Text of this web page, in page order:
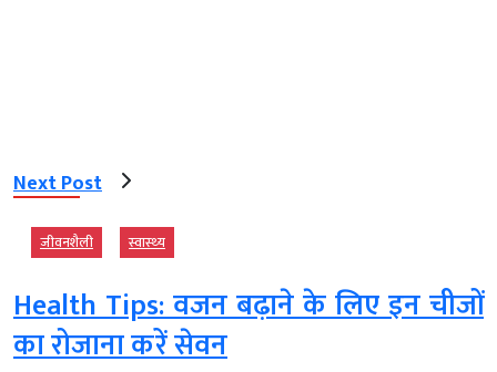
Next Post
जीवनशैली स्‍वास्‍थ्‍य
Health Tips: वजन बढ़ाने के लिए इन चीजों
का रोजाना करें सेवन